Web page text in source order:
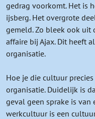
gedrag voorkomt. Het is
ijsberg. Het overgrote
gemeld. Zo bleek ook uit
affaire bij Ajax. Dit heeft
organisatie.
Hoe je die cultuur
organisatie. Duidelijk is
geval geen sprake is
werkcultuur is een